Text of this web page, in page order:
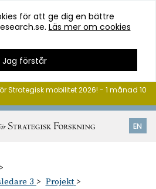
för att ge dig en bättre
Läs mer om cookies
Jag förstår
EN
Strategisk mobilitet 2026! - 1 månad 10
3
Projekt